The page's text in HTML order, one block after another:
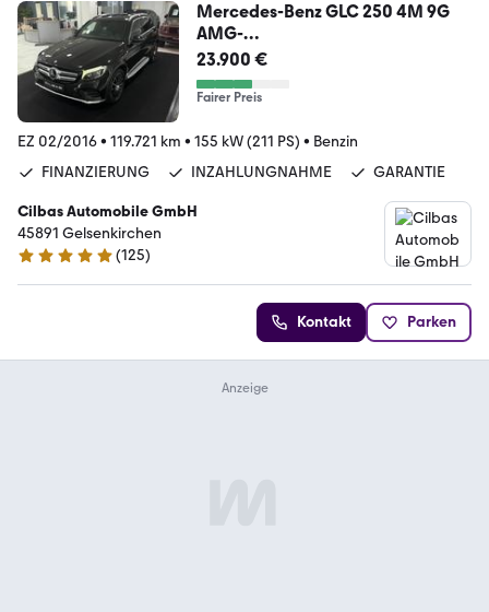
Mercedes-Benz GLC 250 4M 9G
AMG-
LINE*360*DISTR*AMBI*LED*20
ZOL
23.900 €
Fairer Preis
EZ 02/2016• 119.721 km • 155 kW (211 PS) • Benzin
FINANZIERUNG
INZAHLUNGNAHME GARANTIE
Cilbas Automobile GmbH
45891 Gelsenkirchen
4.8 Sterne
(125)
Kontakt Parken